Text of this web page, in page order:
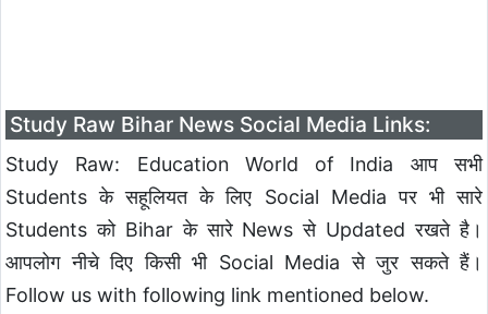
Study Raw Bihar News Social Media Links:
Study Raw: Education World of India आप सभी
Students के सहूलियत के लिए Social Media पर भी सारे
Students को Bihar के सारे News से Updated रखते है।
आपलोग नीचे दिए किसी भी Social Media से जुर सकते हैं।
Follow us with following link mentioned below.